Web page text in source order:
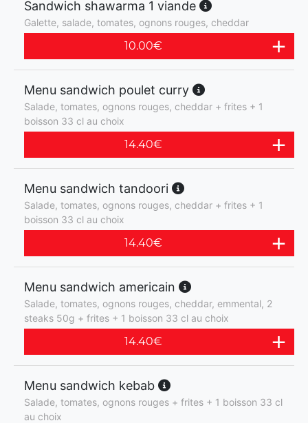
Sandwich shawarma 1 viande
Galette, salade, tomates, ognons rouges, cheddar
10.00€
Menu sandwich poulet curry
Salade, tomates, ognons rouges, cheddar + frites + 1
boisson 33 cl au choix
14.40€
Menu sandwich tandoori
Salade, tomates, ognons rouges, cheddar + frites + 1
boisson 33 cl au choix
14.40€
Menu sandwich americain
Salade, tomates, ognons rouges, cheddar, emmental, 2
steaks 50g + frites + 1 boisson 33 cl au choix
14.40€
Menu sandwich kebab
Salade, tomates, ognons rouges + frites + 1 boisson 33 cl
au choix